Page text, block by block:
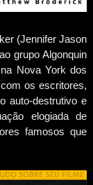
(Jennifer Jason
grupo Algonquin
Nova York dos
os escritores,
auto-destrutivo e
elogiada de
famosos que